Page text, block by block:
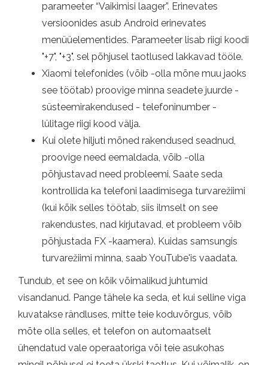
parameeter “Vaikimisi laager”. Erinevates
versioonides asub Android erinevates
menüüelementides. Parameeter lisab riigi koodi
"+7", "+3", sel põhjusel taotlused lakkavad tööle.
Xiaomi telefonides (võib -olla mõne muu jaoks
see töötab) proovige minna seadete juurde -
süsteemirakendused - telefoninumber -
lülitage riigi kood välja.
Kui olete hiljuti mõned rakendused seadnud,
proovige need eemaldada, võib -olla
põhjustavad need probleemi. Saate seda
kontrollida ka telefoni laadimisega turvarežiimi
(kui kõik selles töötab, siis ilmselt on see
rakendustes, nad kirjutavad, et probleem võib
põhjustada FX -kaamera). Kuidas samsungis
turvarežiimi minna, saab YouTube'is vaadata.
Tundub, et see on kõik võimalikud juhtumid
visandanud. Pange tähele ka seda, et kui selline viga
kuvatakse rändluses, mitte teie koduvõrgus, võib
mõte olla selles, et telefon on automaatselt
ühendatud vale operaatoriga või teie asukohas